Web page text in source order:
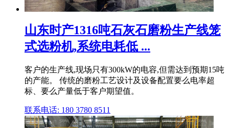
山东时产1316吨石灰石磨粉生产线笼
式选粉机,系统电耗低 ...
客户的生产线,现场只有300kW的电容,但需达到预期15吨
的产能。 传统的磨粉工艺设计及设备配置要么电率超
标、要么产量低于客户期望值。
联系电话: 180 3780 8511